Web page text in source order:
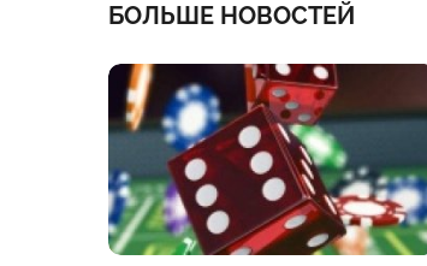
БОЛЬШЕ НОВОСТЕЙ